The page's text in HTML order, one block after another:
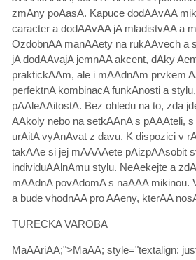
zmAny poAasA. Kapuce dodAAvAA
caracter a dodAAvAA jA mladistvAA a
OzdobnAA manAAety na rukAAvech a
jA dodAAvajA jemnAA akcent, dAky
praktickAAm, ale i mAAdnAm prvkem
perfektnA kombinacA funkAnosti a
pAAleAAitostA. Bez ohledu na to, zda
AAkoly nebo na setkAAnA s pAAAteli,
urAitA vyAnAvat z davu. K dispozici v
takAAe si jej mAAAAete pAizpAAsobit
individuAAlnAmu stylu. NeAekejte a
mAAdnA povAdomA s naAAA mikinou.
a bude vhodnAA pro AAeny, kterAA
TURECKA VAROBA
MaAAriAA;">MaAA; style="textalign: